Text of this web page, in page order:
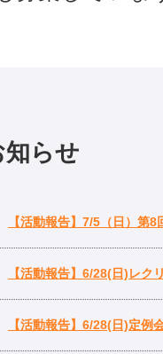
知らせ
【活動報告】7/5（日）第8
【活動報告】6/28(日)レク
【活動報告】6/28(日)定例